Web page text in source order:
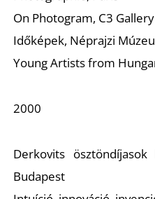
On Photogram, C3
Időképek, Néprajzi
Young Artists from
2000
Derkovits
Budapest